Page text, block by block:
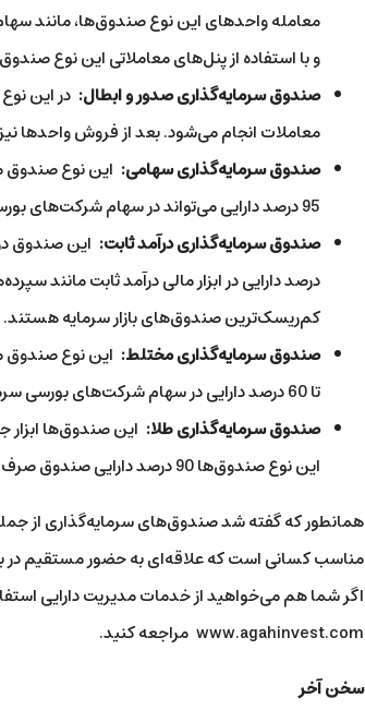
معامله واحدهای این نوع صندوق‌ها، مانند
و با استفاده از پنل‌های معاملاتی این نوع
صندوق سرمایه‌گذاری صدور و ابطال:
معاملات انجام می‌شود. بعد از فروش واحدها نیز پول بین 3 تا 7 روز کاری به حساب
صندوق سرمایه‌گذاری سهامی: این نوع صندوق
95 درصد دارایی می‌تواند در سهام شرکت‌های بورسی سرمایه‌گذاری شود.
صندوق سرمایه‌گذاری درآمد ثابت:
درصد دارایی در ابزار مالی درآمد ثابت مانند
کم‌ریسک‌ترین صندوق‌های بازار سرمایه هستند.
صندوق سرمایه‌گذاری مختلط: این نوع صندوق
تا 60 درصد دارایی در سهام شرکت‌های بورسی سرمایه‌گذاری می‌شود.
صندوق سرمایه‌گذاری طلا: این صندوق‌ها
این نوع صندوق‌ها 90 درصد دارایی صندوق صرف خرید گواهی یک روزه سکه طلا می‌شود.
همانطور که گفته شد صندوق‌های سرمایه‌گذاری از
مناسب کسانی است که علاقه‌ای به حضور مستقیم در
اگر شما هم می‌خواهید از خدمات مدیریت دارایی
www.agahinvest.com مراجعه کنید.
سخن آخر